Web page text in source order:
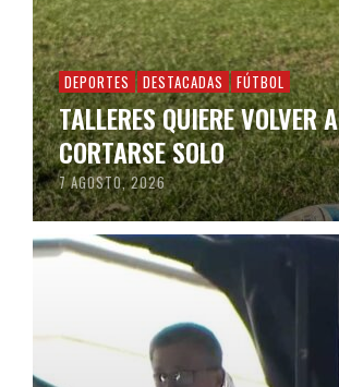
DEPORTES DESTACADAS FÚTBOL
TALLERES QUIERE VOLVER A
CORTARSE SOLO
7 AGOSTO, 2026